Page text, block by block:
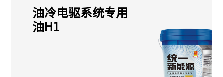
油冷电驱系统专用
油H1